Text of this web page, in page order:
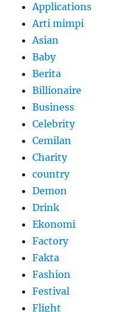
Applications
Arti mimpi
Asian
Baby
Berita
Billionaire
Business
Celebrity
Cemilan
Charity
country
Demon
Drink
Ekonomi
Factory
Fakta
Fashion
Festival
Flight